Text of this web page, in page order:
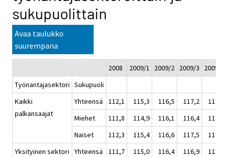
sukupuolittain
Avaa taulukko
suurempana
2008 2009/1 2009/2 2009/3
2009/4
Työnantajasektori Sukupuoli
Kaikki
palkansaajat
Yhteensä 112,1 115,3 116,5 117,2
118,6
Miehet
111,8 114,9 116,1 116,4
117,7
Naiset
112,3 115,4 116,6 117,5
119,2
Yksityinen sektori
Yhteensä 111,7 115,0 116,4 116,9
118,1